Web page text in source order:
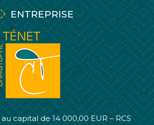
ENTREPRISE
au capital de 14 000,00 EUR – RCS